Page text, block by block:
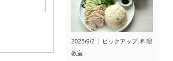
2025/9/2 ピックアップ, 料理
教室